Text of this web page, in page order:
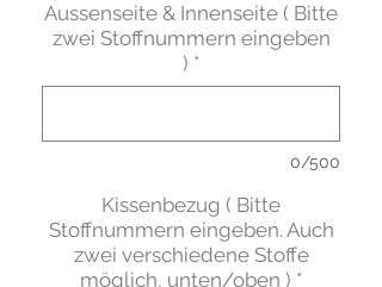
Aussenseite & Innenseite ( Bitte
zwei Stoffnummern eingeben
) *
0/500
Kissenbezug ( Bitte
Stoffnummern eingeben. Auch
zwei verschiedene Stoffe
möglich, unten/oben ) *